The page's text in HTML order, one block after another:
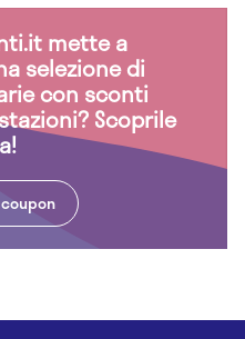
mette a
selezione di
con sconti
Scoprile